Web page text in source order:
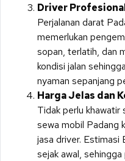
Driver
Perjalanan darat
memerlukan
sopan, terlatih, dan
kondisi jalan
nyaman sepanjang
Harga Jelas dan
Tidak perlu
sewa mobil Padang
jasa driver. Estimasi
sejak awal,